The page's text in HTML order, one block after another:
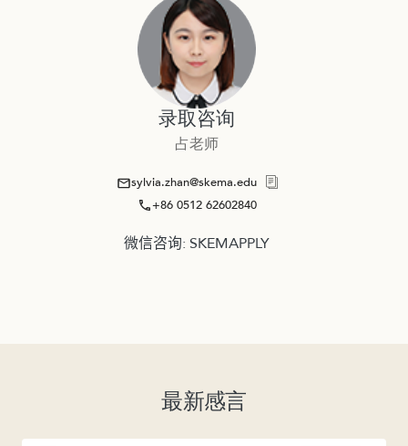
录取咨询
占老师
sylvia.zhan@skema.edu
+86 0512 62602840
微信咨询: SKEMAPPLY
最新感言